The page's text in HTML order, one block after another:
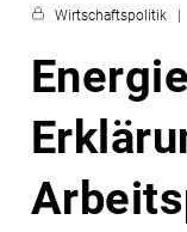
Wirtschaftspolitik